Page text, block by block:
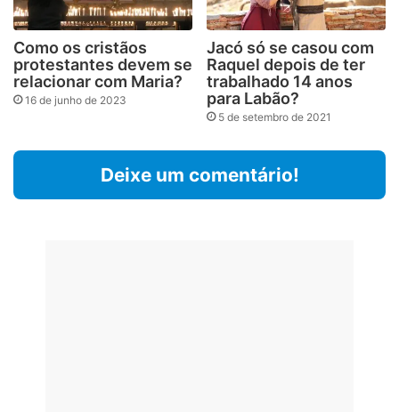
Como os cristãos
protestantes devem se
relacionar com Maria?
16 de junho de 2023
Jacó só se casou com
Raquel depois de ter
trabalhado 14 anos
para Labão?
5 de setembro de 2021
Deixe um comentário!